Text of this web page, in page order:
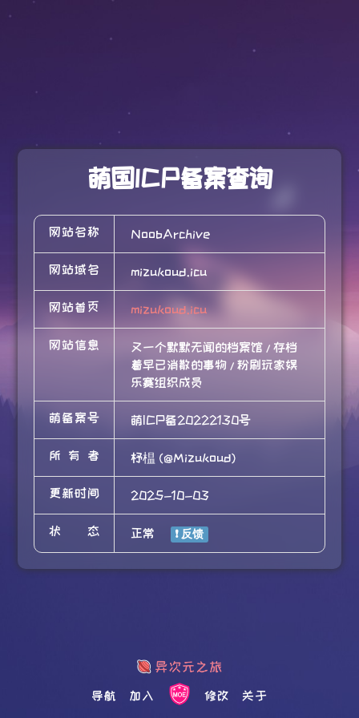
萌国ICP备案查询
网站名称 NoobArchive
网站域名 mizukoud.icu
网站首页 mizukoud.icu
网站信息
又一个默默无闻的档案馆 / 存档
着早已消散的事物 / 粉刷玩家娱
乐赛组织成员
萌备案号 萌ICP备20222130号
所有者 杼榅 (@Mizukoud)
更新时间 2025-10-03
状态 正常
导航 加入 修改 关于